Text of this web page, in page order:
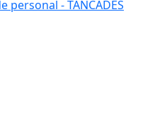
personal - TANCADES